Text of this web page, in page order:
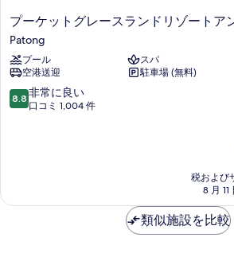
プ
ー
ケ
ッ
ト
グ
レ
ゾ
プーケットグレースランドリゾートア
Patong
プール
スパ
空港送迎
駐車場 (無料)
10
段
良
8.8 非常に良い
口コミ 1,004 件
税および
8 月 11
類似施設を比較